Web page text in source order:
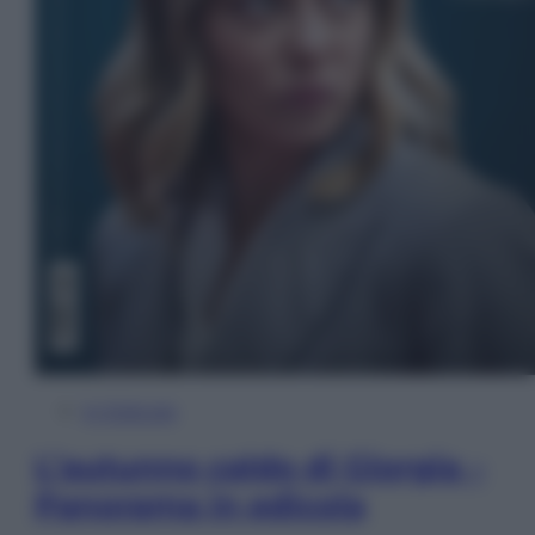
L’autunno caldo di Giorgia –